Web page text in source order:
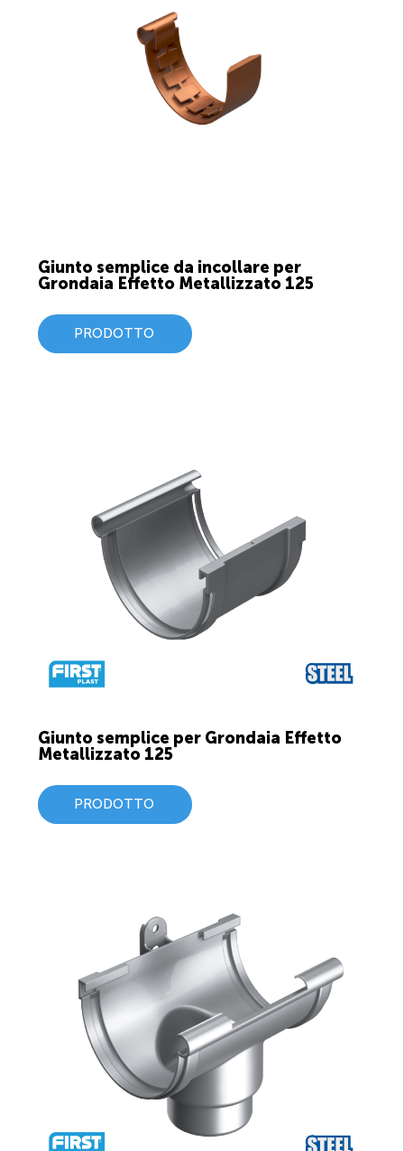
Giunto semplice da incollare per
Grondaia Effetto Metallizzato 125
PRODOTTO
Giunto semplice per Grondaia Effetto
Metallizzato 125
PRODOTTO